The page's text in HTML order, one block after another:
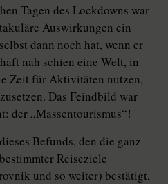
Tagen des Lockdowns war
Auswirkungen ein
dann noch hat, wenn er
nah schien eine Welt, in
Zeit für Aktivitäten nutzen,
Das Feindbild war
der „Massentourismus“!
Befunds, den die ganz
Reiseziele
und so weiter) bestätigt,